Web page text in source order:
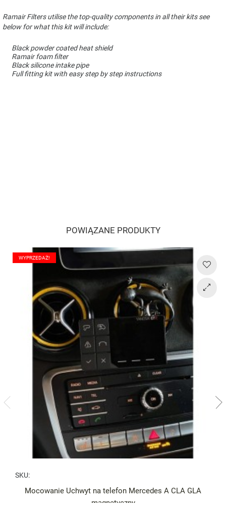
Ramair Filters utilise the top-quality components in all their kits see
below for what this kit will include:
Black powder coated heat shield
Ramair foam filter
Black silicone intake pipe
Full fitting kit with easy step by step instructions
POWIĄZANE PRODUKTY
SKU:
Mocowanie Uchwyt na telefon Mercedes A CLA GLA
magnetyczny
WYPRZEDAŻ!